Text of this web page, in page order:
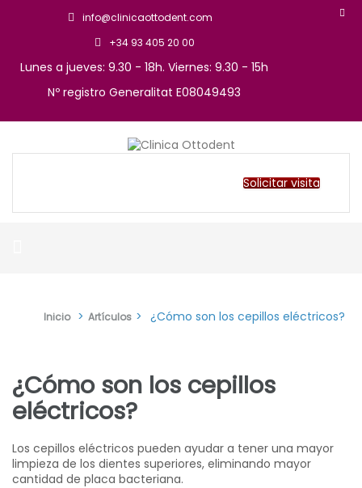
info@clinicaottodent.com
+34 93 405 20 00
Lunes a jueves: 9.30 - 18h. Viernes: 9.30 - 15h
Nº registro Generalitat E08049493
Arte y tecnología dental
Solicitar visita
Inicio > Artículos > ¿Cómo son los cepillos eléctricos?
¿Cómo son los cepillos
eléctricos?
Los cepillos eléctricos pueden ayudar a tener una mayor
limpieza de los dientes superiores, eliminando mayor
cantidad de placa bacteriana.